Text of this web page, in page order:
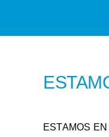
ESTAMOS EN